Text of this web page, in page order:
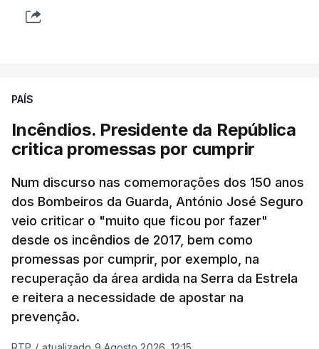
PAÍS
Incêndios. Presidente da República
critica promessas por cumprir
Num discurso nas comemorações dos 150 anos
dos Bombeiros da Guarda, António José Seguro
veio criticar o "muito que ficou por fazer"
desde os incêndios de 2017, bem como
promessas por cumprir, por exemplo, na
recuperação da área ardida na Serra da Estrela
e reitera a necessidade de apostar na
prevenção.